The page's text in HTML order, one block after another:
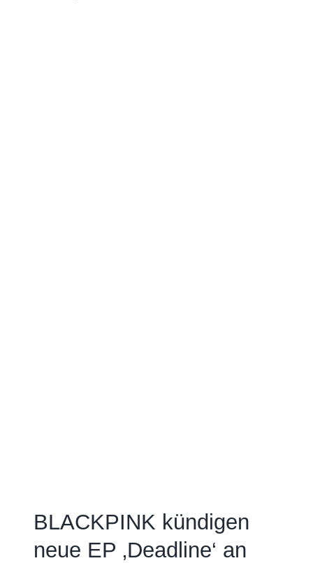
BLACKPINK kündigen
neue EP ‚Deadline‘ an